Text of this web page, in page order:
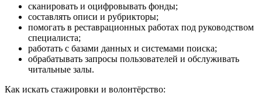
сканировать и оцифровывать фонды;
составлять описи и рубрикторы;
помогать в реставрационных работах под руководством
специалиста;
работать с базами данных и системами поиска;
обрабатывать запросы пользователей и обслуживать
читальные залы.
Как искать стажировки и волонтёрство: